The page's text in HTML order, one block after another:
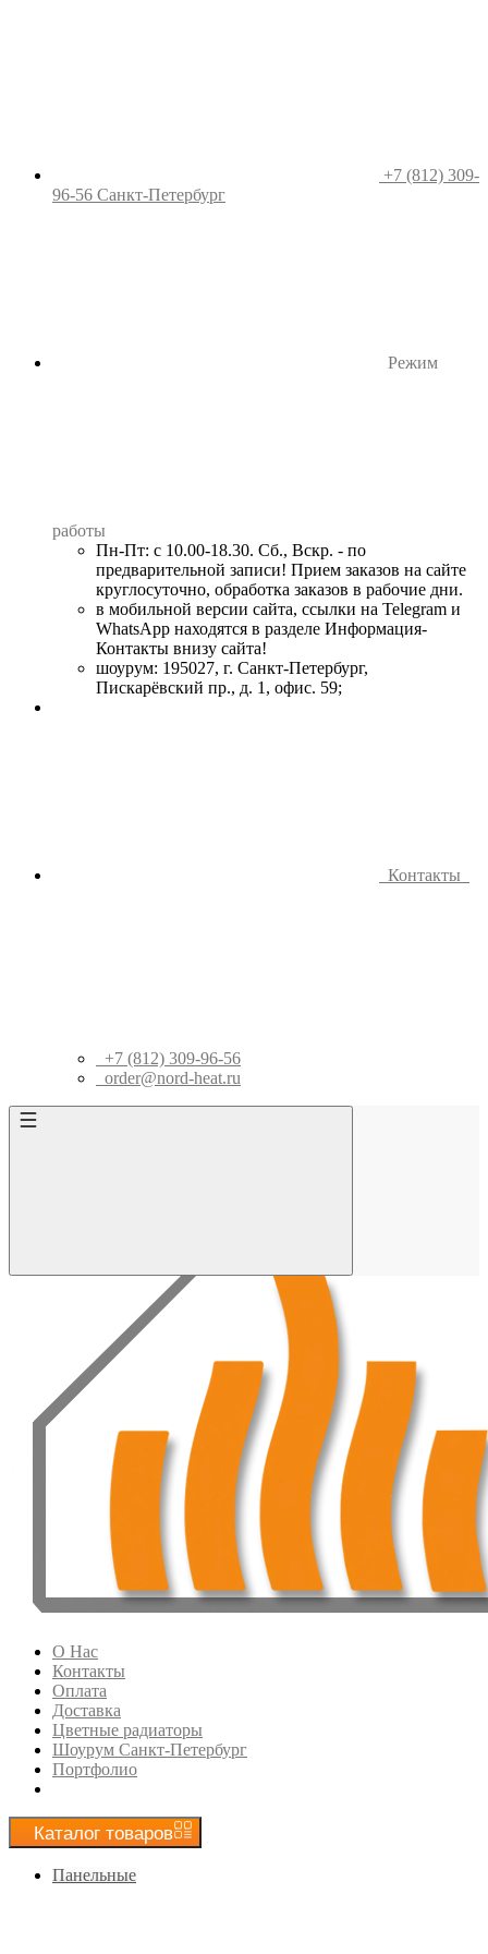
+7 (812) 309-
96-56 Санкт-Петербург
Режим
работы
Пн-Пт: с 10.00-18.30. Сб., Вскр. - по
предварительной записи! Прием заказов на сайте
круглосуточно, обработка заказов в рабочие дни.
в мобильной версии сайта, ссылки на Telegram и
WhatsApp находятся в разделе Информация-
Контакты внизу сайта!
шоурум: 195027, г. Санкт-Петербург,
Пискарёвский пр., д. 1, офис. 59;
Контакты
+7 (812) 309-96-56
order@nord-heat.ru
О Нас
Контакты
Оплата
Доставка
Цветные радиаторы
Шоурум Санкт-Петербург
Портфолио
Каталог товаров
Панельные